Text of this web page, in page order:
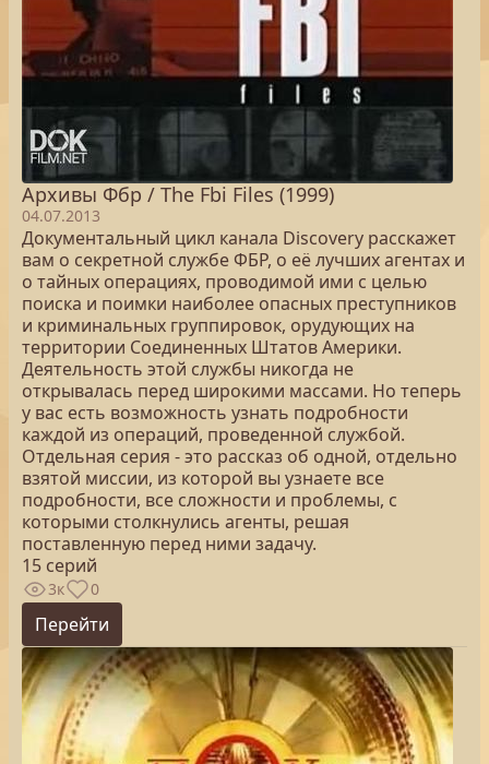
Архивы Фбр / The Fbi Files (1999)
04.07.2013
Документальный цикл канала Discovery расскажет
вам о секретной службе ФБР, о её лучших агентах и
о тайных операциях, проводимой ими с целью
поиска и поимки наиболее опасных преступников
и криминальных группировок, орудующих на
территории Соединенных Штатов Америки.
Деятельность этой службы никогда не
открывалась перед широкими массами. Но теперь
у вас есть возможность узнать подробности
каждой из операций, проведенной службой.
Отдельная серия - это рассказ об одной, отдельно
взятой миссии, из которой вы узнаете все
подробности, все сложности и проблемы, с
которыми столкнулись агенты, решая
поставленную перед ними задачу.
15 серий
3к 0
Перейти